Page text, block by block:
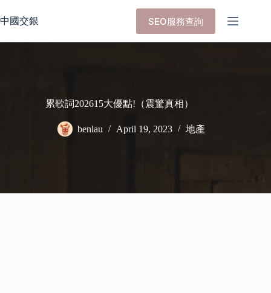
to
content
中國交銀 SEO服務查詢
累歌詞202615大優點!（震驚真相）
benlau April 19, 2023 地產